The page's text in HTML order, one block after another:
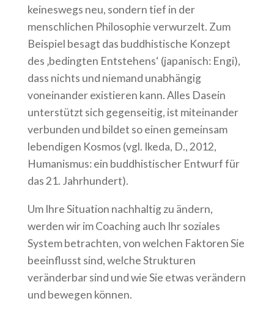
keineswegs neu, sondern tief in der
menschlichen Philosophie verwurzelt. Zum
Beispiel besagt das buddhistische Konzept
des ‚bedingten Entstehens‘ (japanisch: Engi),
dass nichts und niemand unabhängig
voneinander existieren kann. Alles Dasein
unterstützt sich gegenseitig, ist miteinander
verbunden und bildet so einen gemeinsam
lebendigen Kosmos (vgl. Ikeda, D., 2012,
Humanismus: ein buddhistischer Entwurf für
das 21. Jahrhundert).
Um Ihre Situation nachhaltig zu ändern,
werden wir im Coaching auch Ihr soziales
System betrachten, von welchen Faktoren Sie
beeinflusst sind, welche Strukturen
veränderbar sind und wie Sie etwas verändern
und bewegen können.